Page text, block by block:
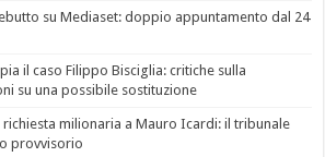
su Mediaset: doppio appuntamento dal 24
il caso Filippo Bisciglia: critiche sulla
su una possibile sostituzione
richiesta milionaria a Mauro Icardi: il tribunale
provvisorio